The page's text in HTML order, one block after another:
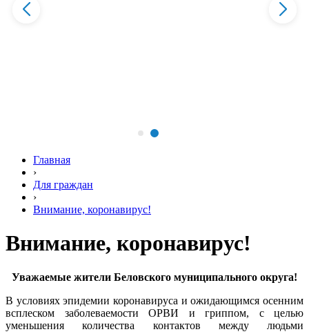
Главная
›
Для граждан
›
Внимание, коронавирус!
Внимание, коронавирус!
Уважаемые жители Беловского муниципального округа!
В условиях эпидемии коронавируса и ожидающимся осенним
всплеском заболеваемости ОРВИ и гриппом, с целью
уменьшения количества контактов между людьми